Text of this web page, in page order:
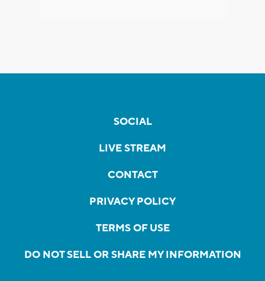
SOCIAL
LIVE STREAM
CONTACT
PRIVACY POLICY
TERMS OF USE
DO NOT SELL OR SHARE MY INFORMATION